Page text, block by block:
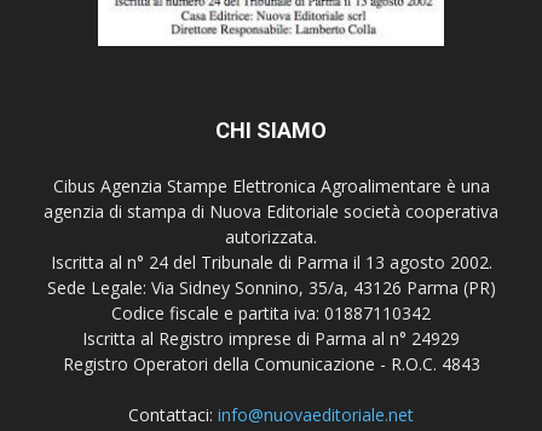
CHI SIAMO
Cibus Agenzia Stampe Elettronica Agroalimentare è una
agenzia di stampa di Nuova Editoriale società cooperativa
autorizzata.
Iscritta al n° 24 del Tribunale di Parma il 13 agosto 2002.
Sede Legale: Via Sidney Sonnino, 35/a, 43126 Parma (PR)
Codice fiscale e partita iva: 01887110342
Iscritta al Registro imprese di Parma al n° 24929
Registro Operatori della Comunicazione - R.O.C. 4843
Contattaci: info@nuovaeditoriale.net